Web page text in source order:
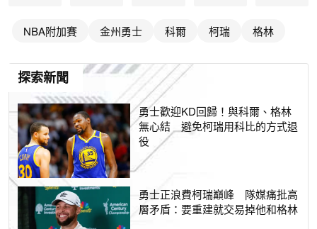
NBA附加賽 金州勇士 科爾 柯瑞 格林
探索新聞
勇士歡迎KD回歸！與科爾、格林
無心結 避免柯瑞用科比的方式退
役
勇士正浪費柯瑞巔峰 隊媒痛批高
層矛盾：要重建就交易掉他和格林